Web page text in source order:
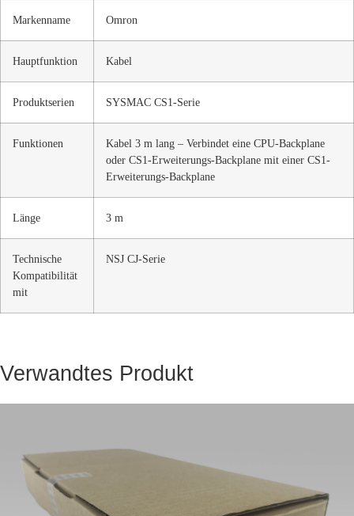
Markenname Omron
Hauptfunktion Kabel
Produktserien SYSMAC CS1-Serie
Funktionen
Kabel 3 m lang – Verbindet eine CPU-Backplane
oder CS1-Erweiterungs-Backplane mit einer CS1-
Erweiterungs-Backplane
Länge 3 m
Technische
Kompatibilität
mit
NSJ CJ-Serie
Verwandtes Produkt